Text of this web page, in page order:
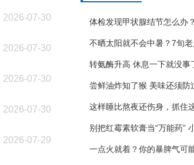
2026-07-30
2026-07-30
2026-07-30
2026-07-30
2026-07-29
体检发现甲状腺结节怎么办
不晒太阳就不会中暑？7旬
转氨酶升高 休息一下就没事
尝鲜油炸知了猴 美味还须防
这样睡比熬夜还伤身，抓住
别把红霉素软膏当“万能药”
一点火就着？你的暴脾气可